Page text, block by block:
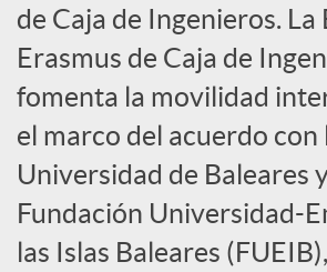
a
l
e
s
de Caja de Ingenieros. La
Erasmus de Caja de
fomenta la movilidad
el marco del acuerdo con
Universidad de Baleares
Fundación Universidad-
las Islas Baleares